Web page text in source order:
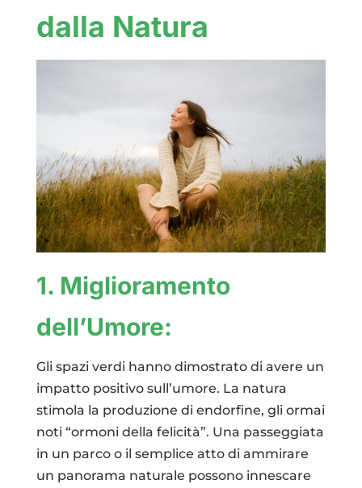
dalla Natura
1. Miglioramento
dell’Umore:
Gli spazi verdi hanno dimostrato di avere un
impatto positivo sull’umore. La natura
stimola la produzione di endorfine, gli ormai
noti “ormoni della felicità”. Una passeggiata
in un parco o il semplice atto di ammirare
un panorama naturale possono innescare